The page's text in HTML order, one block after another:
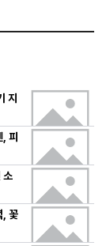
지
피
소
, 꽃